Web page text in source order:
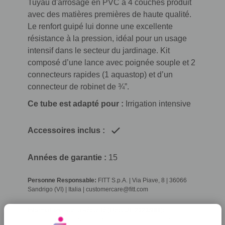
Tuyau d'arrosage en PVC à 4 couches produit
avec des matières premières de haute qualité.
Le renfort guipé lui donne une excellente
résistance à la pression, idéal pour un usage
intensif dans le secteur du jardinage. Kit
composé d’une lance avec poignée souple et 2
connecteurs rapides (1 aquastop) et d’un
connecteur de robinet de ¾”.
Ce tube est adapté pour : Irrigation intensive
Accessoires inclus :
Années de garantie : 15
Personne Responsable: FITT S.p.A. | Via Piave, 8 | 36066
Sandrigo (VI) | Italia | customercare@fitt.com
ne contient pas d’avertissement ni de consignes de sécurité,